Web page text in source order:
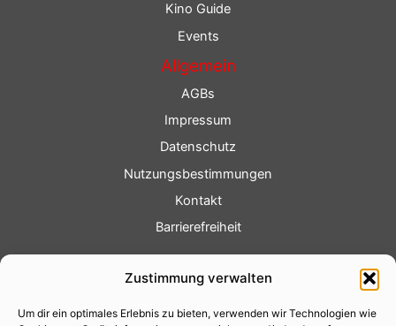
Zustimmung verwalten
Um dir ein optimales Erlebnis zu bieten, verwenden wir Technologien wie
Kino Guide
Events
Allgemein
AGBs
Impressum
Datenschutz
Nutzungsbestimmungen
Kontakt
Barrierefreiheit
Fotoservice
Videoservice